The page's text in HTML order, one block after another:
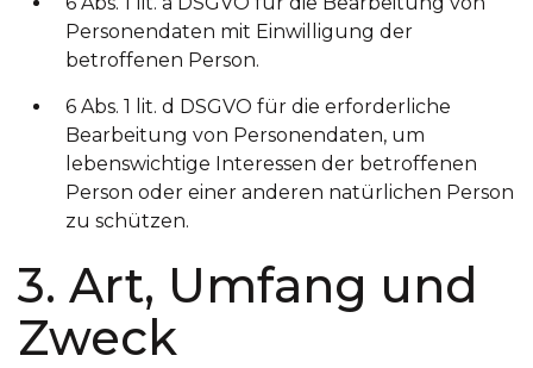
Personendaten mit Einwilligung der
betroffenen Person.
6 Abs. 1 lit. d DSGVO für die erforderliche
Bearbeitung von Personendaten, um
lebenswichtige Interessen der betroffenen
Person oder einer anderen natürlichen Person
zu schützen.
3. Art, Umfang und
Zweck